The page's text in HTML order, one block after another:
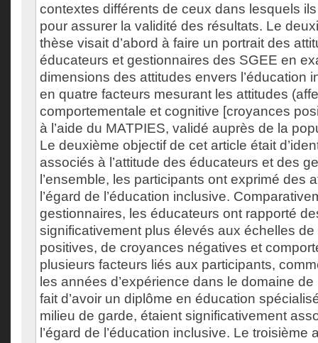
contextes différents de ceux dans lesquels
pour assurer la validité des résultats. Le
thèse visait d’abord à faire un portrait des
éducateurs et gestionnaires des SGEE en
dimensions des attitudes envers l’éducation
en quatre facteurs mesurant les attitudes
comportementale et cognitive [croyances
à l’aide du MATPIES, validé auprès de la
Le deuxième objectif de cet article était
associés à l’attitude des éducateurs et des
l’ensemble, les participants ont exprimé des
l’égard de l’éducation inclusive.
gestionnaires, les éducateurs ont rapporté
significativement plus élevés aux échelles
positives, de croyances négatives et
plusieurs facteurs liés aux participants,
les années d’expérience dans le domaine
fait d’avoir un diplôme en éducation
milieu de garde, étaient significativement
l’égard de l’éducation inclusive. Le troisième